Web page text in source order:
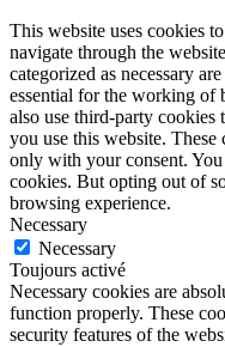
This website uses cookies
navigate through the
categorized as necessary
essential for the working of
also use third-party cookies
you use this website.
only with your consent.
cookies. But opting out of
browsing experience.
Necessary
Necessary
Toujours activé
Necessary cookies are
function properly. These
security features of the